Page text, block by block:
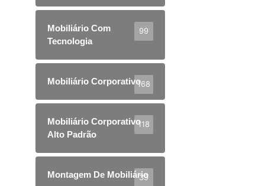
Mobiliário Com
Tecnologia
99
Mobiliário Corporativo168
Mobiliário Corporativo
Alto Padrão
118
Montagem De Mobiliário
39